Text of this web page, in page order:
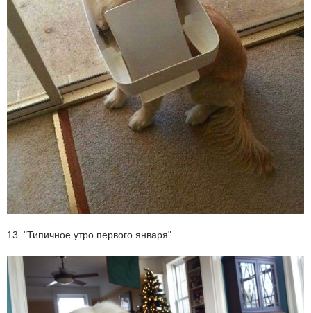
13. "Типичное утро первого января"